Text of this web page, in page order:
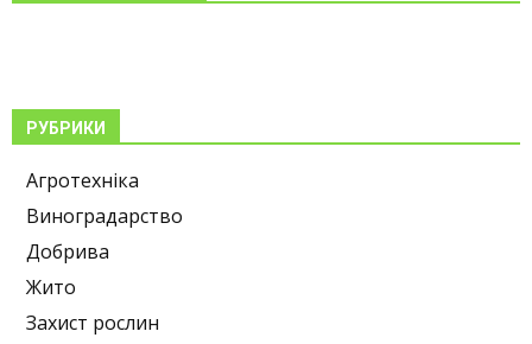
РУБРИКИ
Агротехніка
Виноградарство
Добрива
Жито
Захист рослин